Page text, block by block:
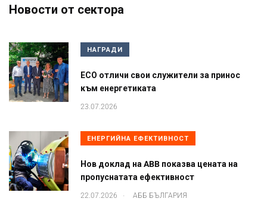
Новости от сектора
НАГРАДИ
ЕСО отличи свои служители за принос
към енергетиката
23.07.2026
ЕНЕРГИЙНА ЕФЕКТИВНОСТ
Нов доклад на ABB показва цената на
пропуснатата ефективност
22.07.2026 . АББ БЪЛГАРИЯ